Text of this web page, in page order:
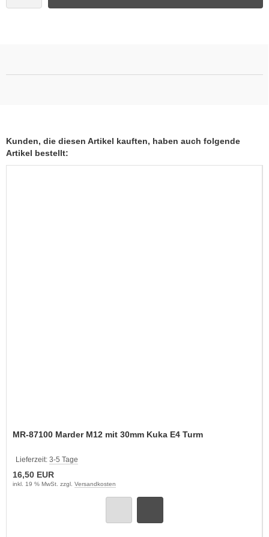
Kunden, die diesen Artikel kauften, haben auch folgende
Artikel bestellt:
MR-87100 Marder M12 mit 30mm Kuka E4 Turm
Lieferzeit: 3-5 Tage
16,50 EUR
inkl. 19 % MwSt. zzgl. Versandkosten